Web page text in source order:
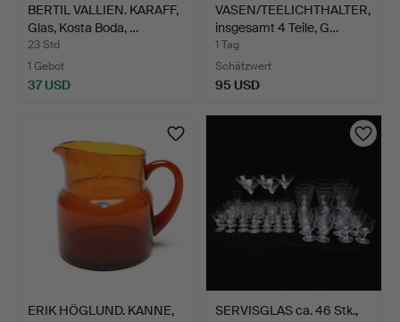
BERTIL VALLIEN. KARAFF,
Glas, Kosta Boda, …
23 Std
1 Gebot
37 USD
VASEN/TEELICHTHALTER,
insgesamt 4 Teile, G…
1 Tag
Schätzwert
95 USD
ERIK HÖGLUND. KANNE,
SERVISGLAS ca. 46 Stk.,